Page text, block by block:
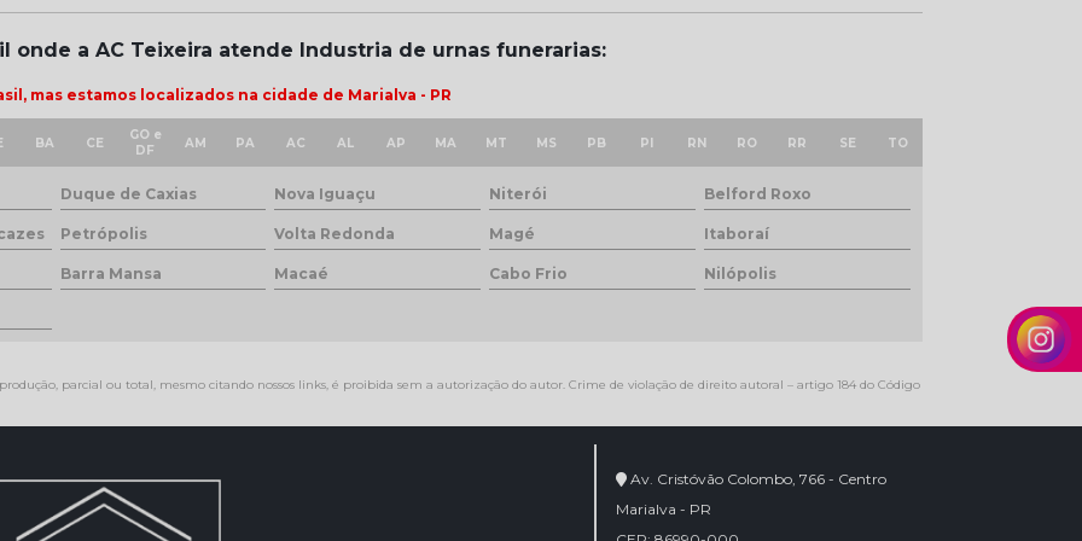
onde a AC Teixeira atende Industria de urnas funerarias:
mas estamos localizados na cidade de Marialva - PR
BA CE
GO e
DF
AM PA AC AL AP MA MT MS PB PI RN RO RR SE TO
Duque de Caxias Nova Iguaçu Niterói Belford Roxo
Petrópolis Volta Redonda Magé Itaboraí
Barra Mansa Macaé Cabo Frio Nilópolis
parcial ou total, mesmo citando nossos links, é proibida sem a autorização do autor. Crime de violação de direito autoral – artigo 184 do Código
Av. Cristóvão Colombo, 766 - Centro
Marialva - PR